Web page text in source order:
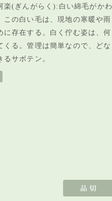
(ぎんがらく):白い綿毛がかわ
この白い毛は、現地の寒暖や雨
に存在する。白く佇む姿は、何
くる。管理は簡単なので、どな
サボテン。